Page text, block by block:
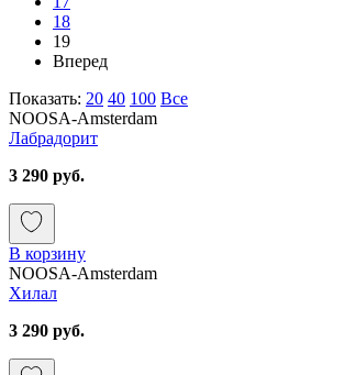
18
19
Вперед
Показать: 20 40 100 Все
NOOSA-Amsterdam
Лабрадорит
3 290 руб.
В корзину
NOOSA-Amsterdam
Хилал
3 290 руб.